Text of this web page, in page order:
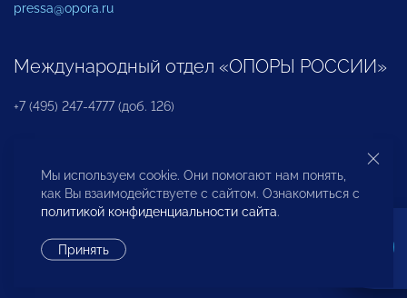
pressa@opora.ru
Международный отдел «ОПОРЫ РОССИИ»
+7 (495) 247-4777 (доб. 126)
Бюро по защите прав предпринимателей и
инвесторов
Мы используем cookie. Они помогают нам понять,
как Вы взаимодействуете с сайтом. Ознакомиться с
политикой конфиденциальности сайта.
Принять